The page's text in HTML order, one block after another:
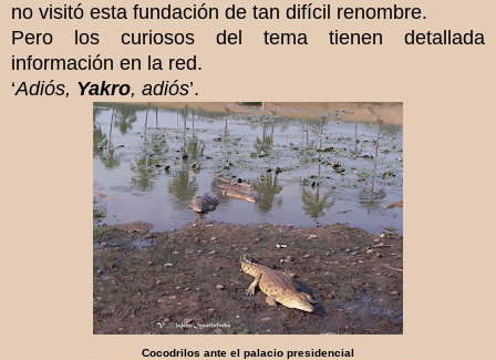
no visitó esta fundación de tan difícil renombre.
Pero los curiosos del tema tienen detallada
información en la red.
‘Adiós, Yakro, adiós’.
Cocodrilos ante el palacio presidencial